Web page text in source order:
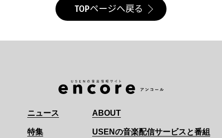
TOPページへ戻る
ニュース
特集
ABOUT
USENの音楽配信サービスと番組